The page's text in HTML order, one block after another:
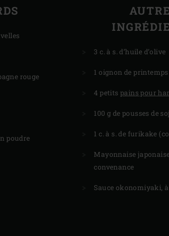
rouge
poudre
3 c. à s. d’huile d’olive
1 oignon de
4 petits pains pour
100 g de pousses de
1 c. à s. de furikake
Mayonnaise
convenance
Sauce okonomiyaki,